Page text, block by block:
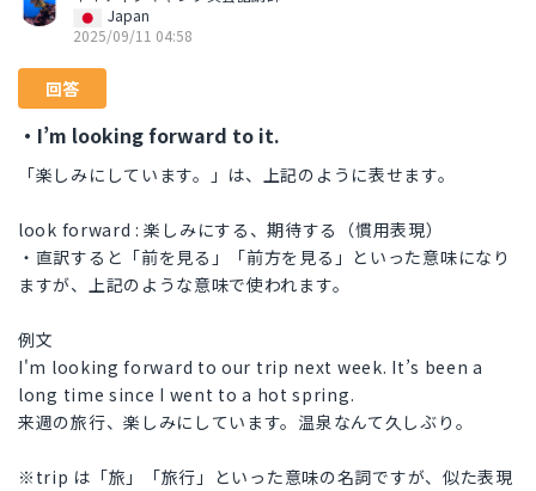
Japan
2025/09/11 04:58
回答
・I’m looking forward to it.
「楽しみにしています。」は、上記のように表せます。
look forward : 楽しみにする、期待する（慣用表現）
・直訳すると「前を見る」「前方を見る」といった意味になり
ますが、上記のような意味で使われます。
例文
I'm looking forward to our trip next week. It’s been a
long time since I went to a hot spring.
来週の旅行、楽しみにしています。温泉なんて久しぶり。
※trip は「旅」「旅行」といった意味の名詞ですが、似た表現